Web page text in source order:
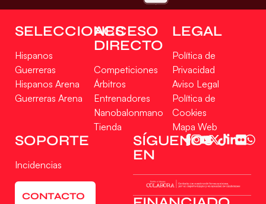
Gestionar consentimiento
Para ofrecer las mejores experiencias, utilizamos tecnologías como las cookies
para almacenar y/o acceder a la información del dispositivo. El consentimiento
de estas tecnologías nos permitirá procesar datos como el comportamiento de
navegación o las identificaciones únicas en este sitio. No consentir o retirar el
consentimiento, puede afectar negativamente a ciertas características y
SELECCIONES
Hispanos
Guerreras
Hispanos Arena
Guerreras Arena
ACCESO
DIRECTO
Competiciones
Árbitros
Entrenadores
Nanobalonmano
Tienda
LEGAL
Política de
Privacidad
Aviso Legal
Política de
Cookies
Mapa Web
SOPORTE
Incidencias
CONTACTO
SÍGUENOS
EN